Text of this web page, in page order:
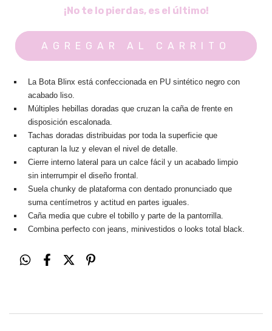
¡No te lo pierdas, es el último!
La Bota Blinx está confeccionada en PU sintético negro con
acabado liso.
Múltiples hebillas doradas que cruzan la caña de frente en
disposición escalonada.
Tachas doradas distribuidas por toda la superficie que
capturan la luz y elevan el nivel de detalle.
Cierre interno lateral para un calce fácil y un acabado limpio
sin interrumpir el diseño frontal.
Suela chunky de plataforma con dentado pronunciado que
suma centímetros y actitud en partes iguales.
Caña media que cubre el tobillo y parte de la pantorrilla.
Combina perfecto con jeans, minivestidos o looks total black.